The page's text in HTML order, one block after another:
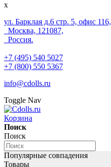
x
ул. Барклая д.6 стр. 5, офис 116,
Москва, 121087,
Россия.
+7 (495) 540 5027
+7 (800) 550 5367
info@cdolls.ru
Toggle Nav
Корзина
Поиск
Поиск
Популярные совпадения
Товары